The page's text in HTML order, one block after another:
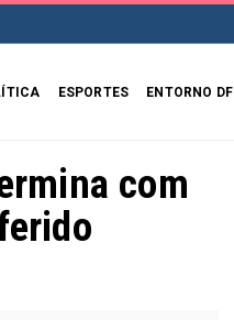
ESPORTES ENTORNO DF
com